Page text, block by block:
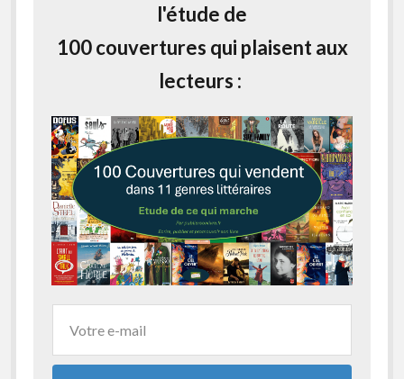
l'étude de
100 couvertures qui plaisent aux
lecteurs :